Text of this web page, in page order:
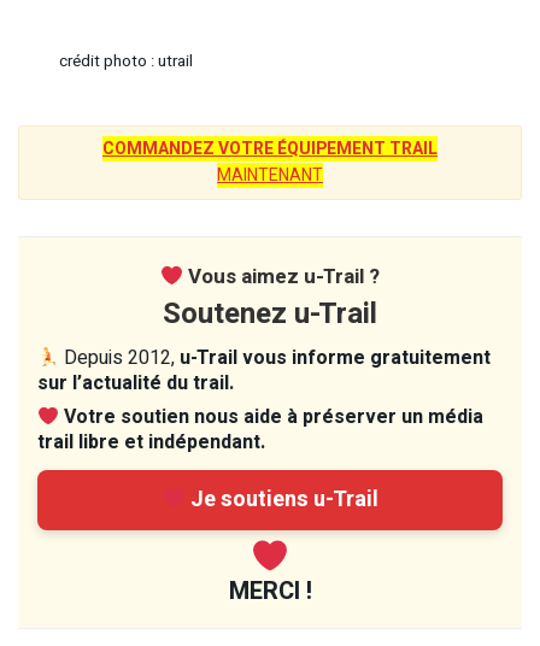
crédit photo : utrail
COMMANDEZ VOTRE ÉQUIPEMENT TRAIL
MAINTENANT
Vous aimez u-Trail ?
Soutenez u-Trail
Depuis 2012, u-Trail vous informe gratuitement
sur l’actualité du trail.
Votre soutien nous aide à préserver un média
trail libre et indépendant.
Je soutiens u-Trail
MERCI !